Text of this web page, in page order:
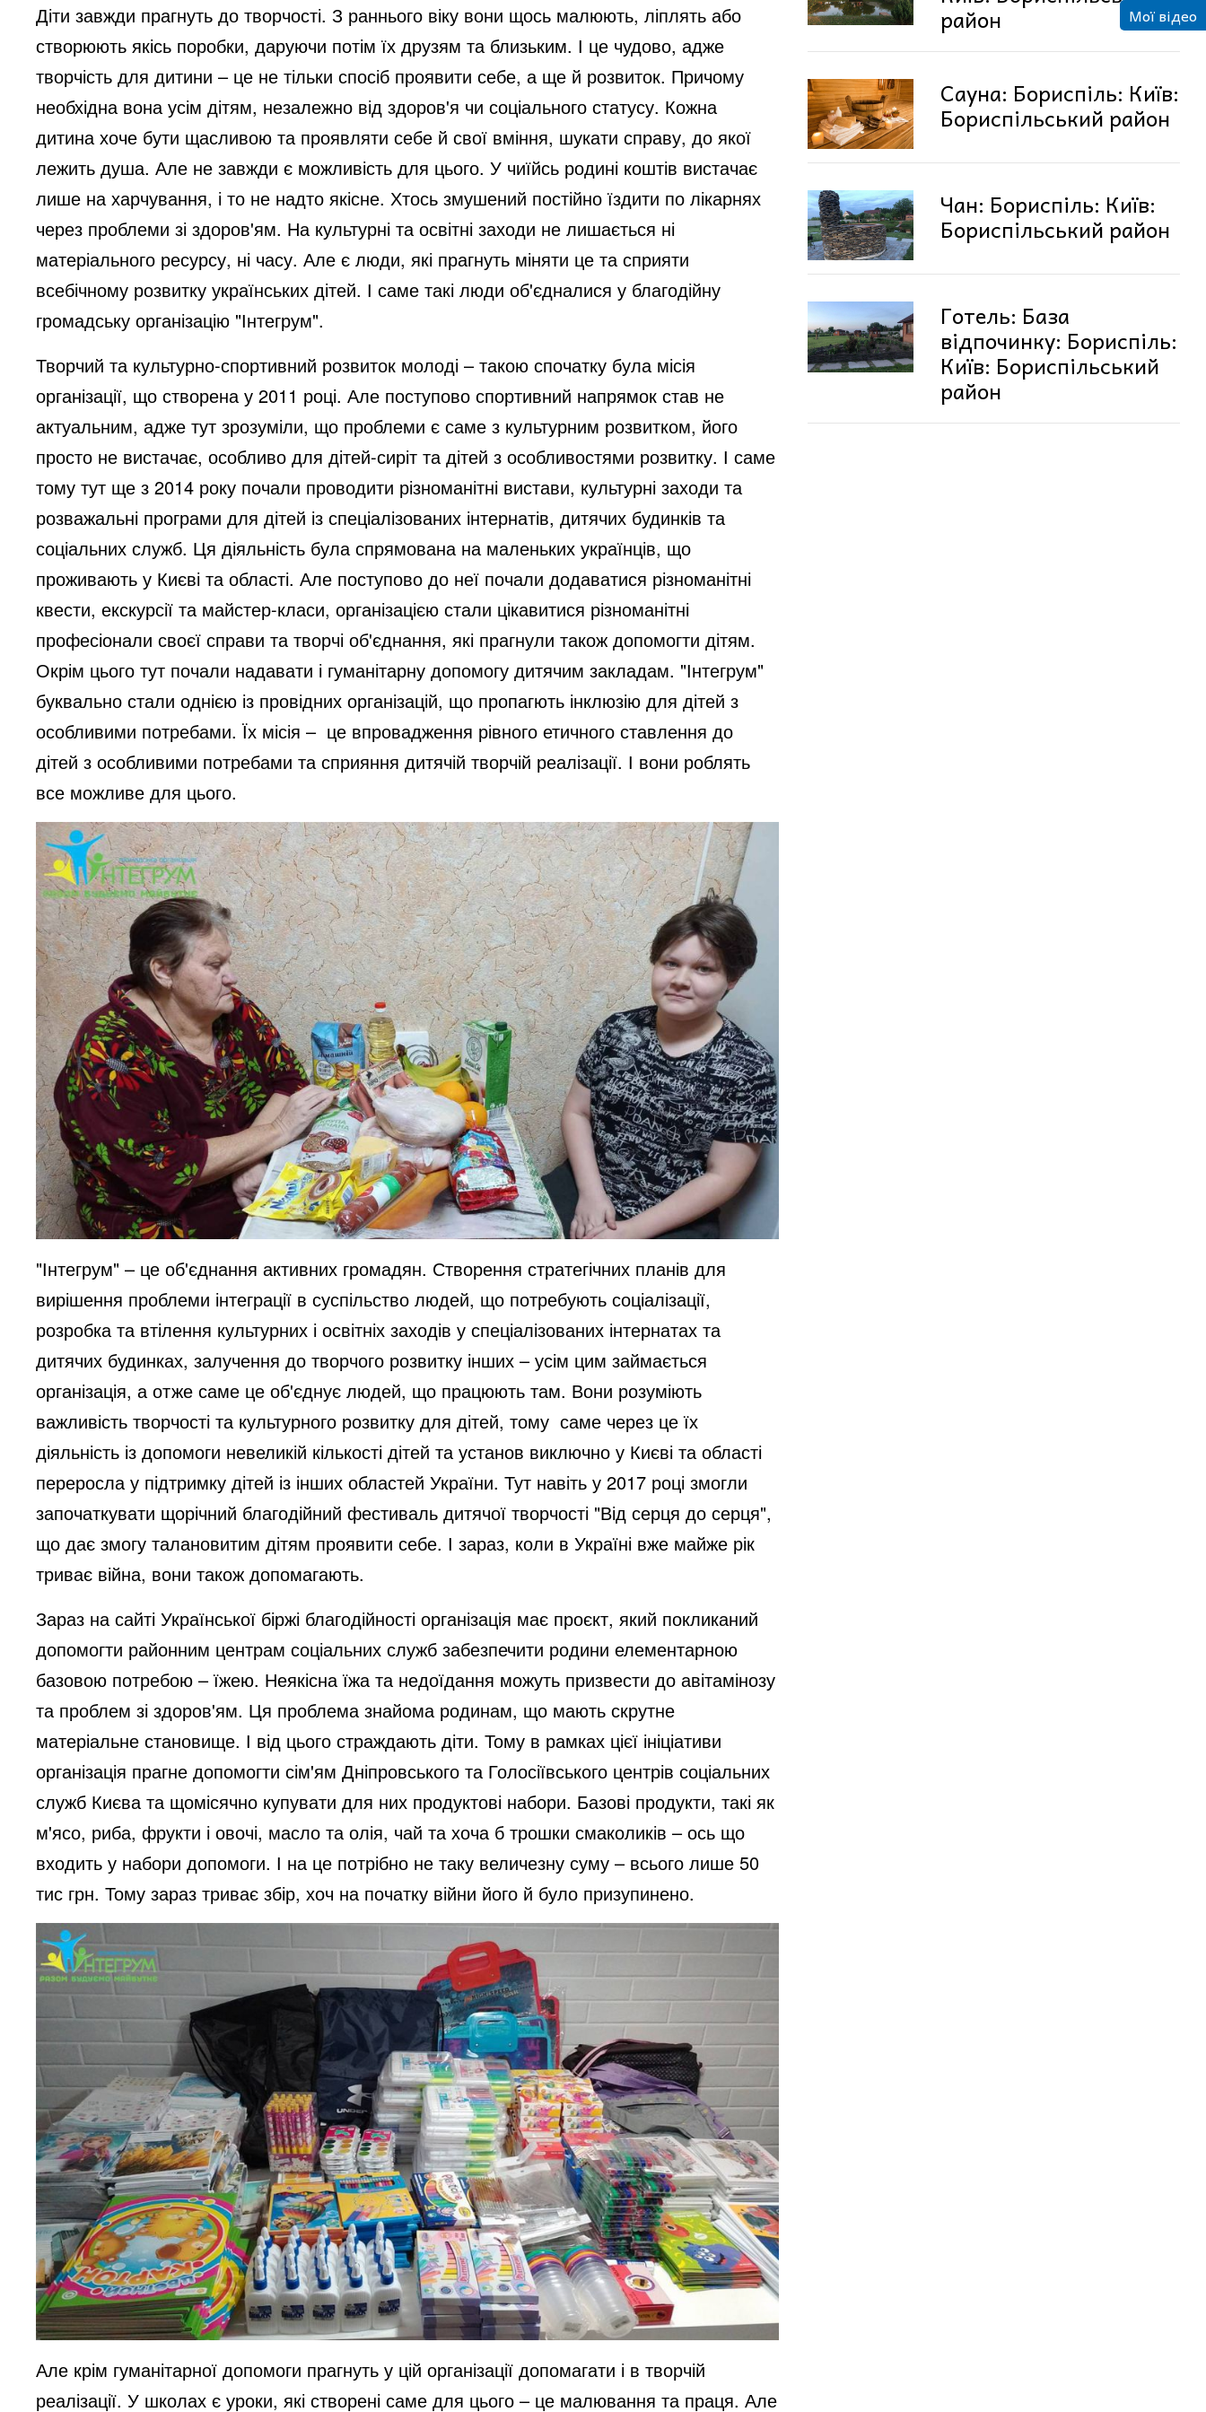
Діти завжди прагнуть до творчості. З раннього віку вони щось малюють, ліплять або
створюють якісь поробки, даруючи потім їх друзям та близьким. І це чудово, адже
творчість для дитини – це не тільки спосіб проявити себе, а ще й розвиток. Причому
необхідна вона усім дітям, незалежно від здоров'я чи соціального статусу. Кожна
дитина хоче бути щасливою та проявляти себе й свої вміння, шукати справу, до якої
лежить душа. Але не завжди є можливість для цього. У чиїйсь родині коштів вистачає
лише на харчування, і то не надто якісне. Хтось змушений постійно їздити по лікарнях
через проблеми зі здоров'ям. На культурні та освітні заходи не лишається ні
матеріального ресурсу, ні часу. Але є люди, які прагнуть міняти це та сприяти
всебічному розвитку українських дітей. І саме такі люди об'єдналися у благодійну
громадську організацію "Інтегрум".
Творчий та культурно-спортивний розвиток молоді – такою спочатку була місія
організації, що створена у 2011 році. Але поступово спортивний напрямок став не
актуальним, адже тут зрозуміли, що проблеми є саме з культурним розвитком, його
просто не вистачає, особливо для дітей-сиріт та дітей з особливостями розвитку. І саме
тому тут ще з 2014 року почали проводити різноманітні вистави, культурні заходи та
розважальні програми для дітей із спеціалізованих інтернатів, дитячих будинків та
соціальних служб. Ця діяльність була спрямована на маленьких українців, що
проживають у Києві та області. Але поступово до неї почали додаватися різноманітні
квести, екскурсії та майстер-класи, організацією стали цікавитися різноманітні
професіонали своєї справи та творчі об'єднання, які прагнули також допомогти дітям.
Окрім цього тут почали надавати і гуманітарну допомогу дитячим закладам. "Інтегрум"
буквально стали однією із провідних організацій, що пропагють інклюзію для дітей з
особливими потребами. Їх місія – це впровадження рівного етичного ставлення до
дітей з особливими потребами та сприяння дитячій творчій реалізації. І вони роблять
все можливе для цього.
"Інтегрум" – це об'єднання активних громадян. Створення стратегічних планів для
вирішення проблеми інтеграції в суспільство людей, що потребують соціалізації,
розробка та втілення культурних і освітніх заходів у спеціалізованих інтернатах та
дитячих будинках, залучення до творчого розвитку інших – усім цим займається
організація, а отже саме це об'єднує людей, що працюють там. Вони розуміють
важливість творчості та культурного розвитку для дітей, тому саме через це їх
діяльність із допомоги невеликій кількості дітей та установ виключно у Києві та області
переросла у підтримку дітей із інших областей України. Тут навіть у 2017 році змогли
започаткувати щорічний благодійний фестиваль дитячої творчості "Від серця до серця",
що дає змогу талановитим дітям проявити себе. І зараз, коли в Україні вже майже рік
триває війна, вони також допомагають.
Зараз на сайті Української біржі благодійності організація має проєкт, який покликаний
допомогти районним центрам соціальних служб забезпечити родини елементарною
базовою потребою – їжею. Неякісна їжа та недоїдання можуть призвести до авітамінозу
та проблем зі здоров'ям. Ця проблема знайома родинам, що мають скрутне
матеріальне становище. І від цього страждають діти. Тому в рамках цієї ініціативи
організація прагне допомогти сім'ям Дніпровського та Голосіївського центрів соціальних
служб Києва та щомісячно купувати для них продуктові набори. Базові продукти, такі як
м'ясо, риба, фрукти і овочі, масло та олія, чай та хоча б трошки смаколиків – ось що
входить у набори допомоги. І на це потрібно не таку величезну суму – всього лише 50
тис грн. Тому зараз триває збір, хоч на початку війни його й було призупинено.
Але крім гуманітарної допомоги прагнуть у цій організації допомагати і в творчій
реалізації. У школах є уроки, які створені саме для цього – це малювання та праця. Але
район
Сауна: Бориспіль: Київ:
Бориспільський район
Чан: Бориспіль: Київ:
Бориспільський район
Готель: База
відпочинку: Бориспіль:
Київ: Бориспільський
район
Мої відео